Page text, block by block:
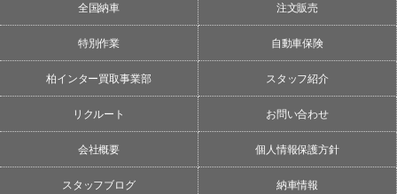
全国納車 注文販売
特別作業 自動車保険
柏インター買取事業部 スタッフ紹介
リクルート お問い合わせ
会社概要 個人情報保護方針
スタッフブログ 納車情報